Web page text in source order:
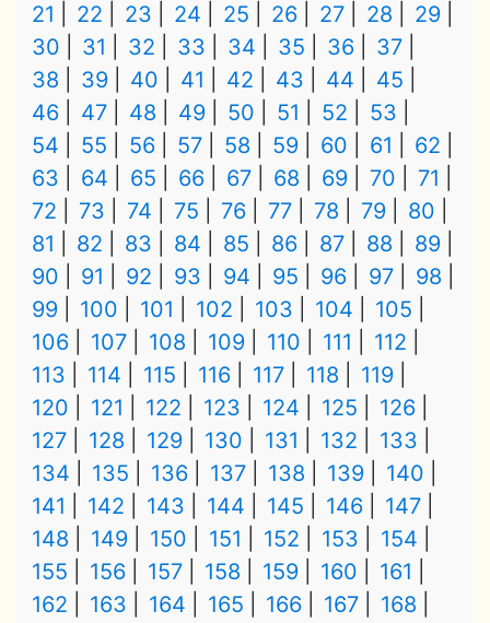
21
22 23 24 25 26 27 28
29
30
31 32 33 34 35 36
37
38
39 40 41 42 43 44
45
46
47 48 49 50 51 52
53
54
55 56 57 58 59 60 61
62
63
64 65 66 67 68 69 70
71
72
73 74 75 76 77 78 79
80
81
82 83 84 85 86 87 88
89
90
91 92 93 94 95 96 97
98
99
100 101 102 103 104
105
106
107 108 109 110 111
112
113
114 115 116 117 118
119
120
121 122 123 124 125
126
127
128 129 130 131 132
133
134
135 136 137 138 139
140
141
142 143 144 145 146
147
148
149 150 151 152 153
154
155
156 157 158 159 160
161
162
163 164 165 166 167
168